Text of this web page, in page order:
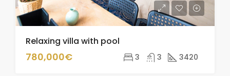
Relaxing villa with pool
780,000€ 3 3 3420